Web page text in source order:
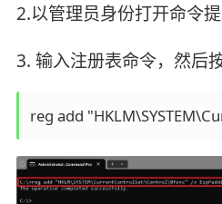
2.以管理员身份打开命令提
3. 输入注册表命令，然后
reg add